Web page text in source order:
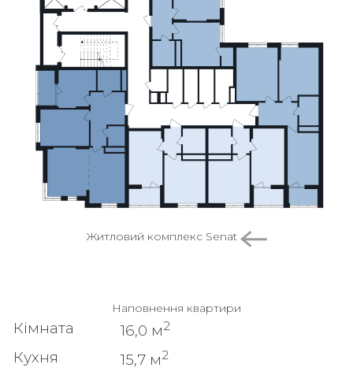
Житловий комплекс Senat
Наповнення квартири
Кімната 16,0 м2
Кухня 15,7 м2